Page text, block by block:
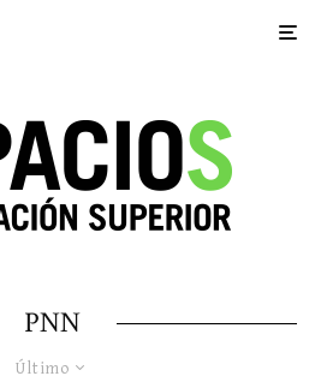
PNN
Último